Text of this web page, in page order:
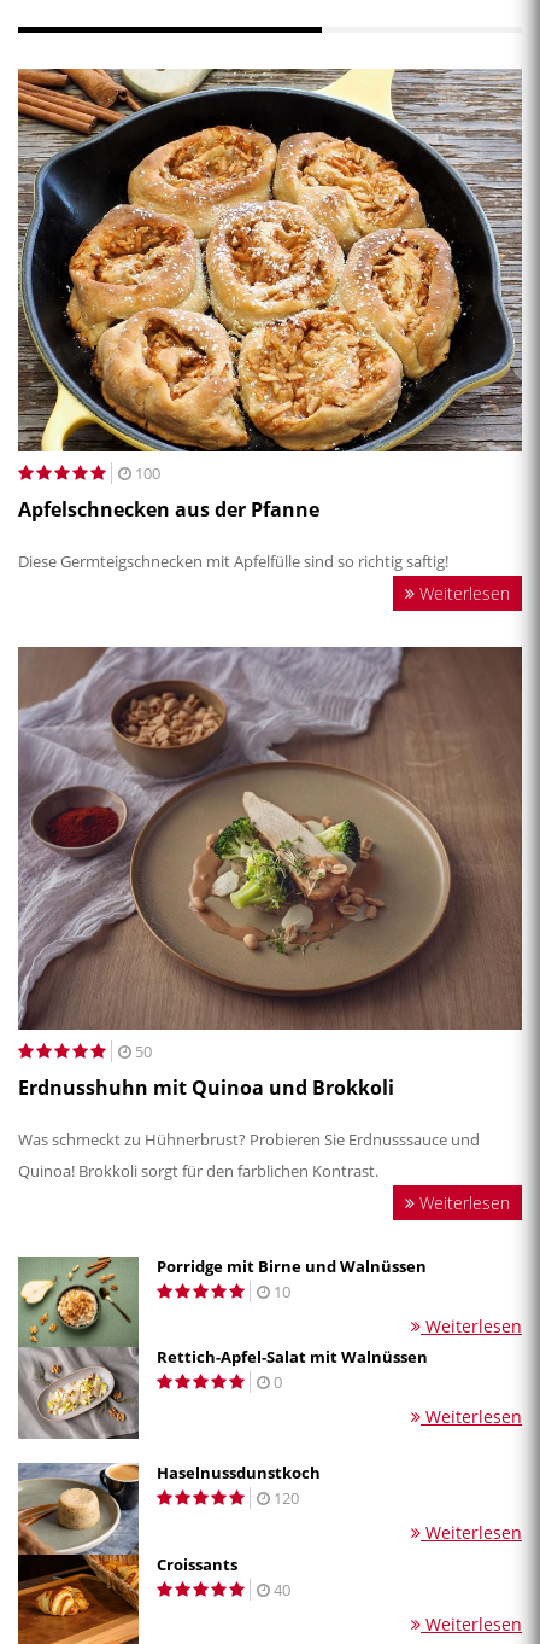
100
Apfelschnecken aus der Pfanne
Diese Germteigschnecken mit Apfelfülle sind so richtig saftig!
Weiterlesen
50
Erdnusshuhn mit Quinoa und Brokkoli
Was schmeckt zu Hühnerbrust? Probieren Sie Erdnusssauce und
Quinoa! Brokkoli sorgt für den farblichen Kontrast.
Weiterlesen
Porridge mit Birne und Walnüssen
10
Weiterlesen
Rettich-Apfel-Salat mit Walnüssen
0
Weiterlesen
Haselnussdunstkoch
120
Weiterlesen
Croissants
40
Weiterlesen